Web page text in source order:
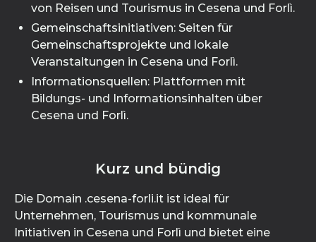
von Reisen und Tourismus in Cesena und Forlì.
Gemeinschaftsinitiativen: Seiten für
Gemeinschaftsprojekte und lokale
Veranstaltungen in Cesena und Forlì.
Informationsquellen: Plattformen mit
Bildungs- und Informationsinhalten über
Cesena und Forlì.
Kurz und bündig
Die Domain .cesena-forli.it ist ideal für
Unternehmen, Tourismus und kommunale
Initiativen in Cesena und Forlì und bietet eine